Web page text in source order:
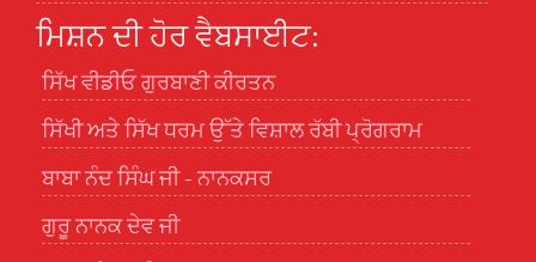
ਮਿਸ਼ਨ ਦੀ ਹੋਰ ਵੈਬਸਾਈਟ:
ਸਿੱਖ ਵੀਡੀਓ ਗੁਰਬਾਣੀ ਕੀਰਤਨ
ਸਿੱਖੀ ਅਤੇ ਸਿੱਖ ਧਰਮ ਉੱਤੇ ਵਿਸ਼ਾਲ ਰੱਬੀ ਪ੍ਰੋਗਰਾਮ
ਬਾਬਾ ਨੰਦ ਸਿੰਘ ਜੀ - ਨਾਨਕਸਰ
ਗੁਰੂ ਨਾਨਕ ਦੇਵ ਜੀ